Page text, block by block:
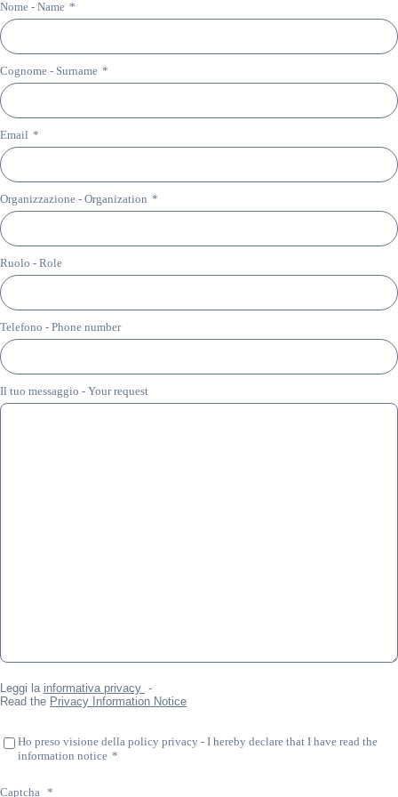
Nome - Name *
Cognome - Surname *
Email *
Organizzazione - Organization *
Ruolo - Role
Telefono - Phone number
Il tuo messaggio - Your request
Leggi la informativa privacy -
Read the Privacy Information Notice
Ho preso visione della policy privacy - I hereby declare that I have read the
information notice *
Captcha *